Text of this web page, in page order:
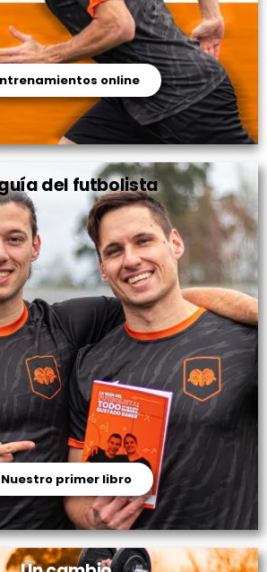
online
del futbolista
Nuestro primer libro